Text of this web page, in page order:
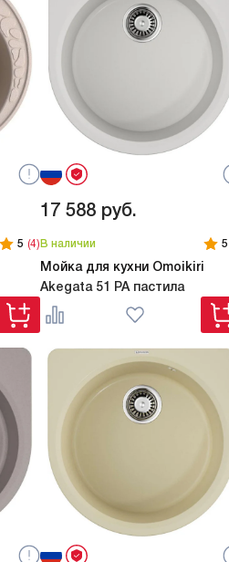
5 (4)В наличии 5
Мойка для кухни Omoikiri
Akegata 51 PA пастила
17 588 руб.